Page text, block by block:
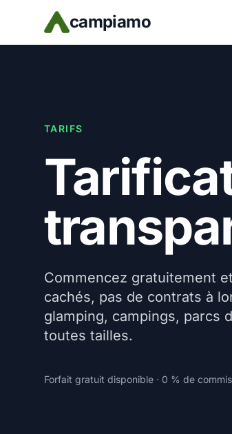
Skip to main content
campiamo
TARIFS
Commencez gratuitement
cachés, pas de contrats à
glamping, campings, parcs
toutes tailles.
Forfait gratuit disponible · 0 % de